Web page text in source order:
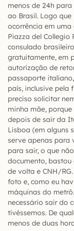
menos de 24h
ao Brasil. Logo
ocorrência em
Piazza del Collegio
consulado
gratuitamente, em
autorização de
passaporte
país, inclusive pela
preciso solicitar
minha mãe,
depois de sair da
Lisboa (em alguns
serve apenas para
para sair, o que
documento,
de volta e CNH/
foto e, como eu
máquinas do
necessário sair do
tivéssemos. De
menos de duas